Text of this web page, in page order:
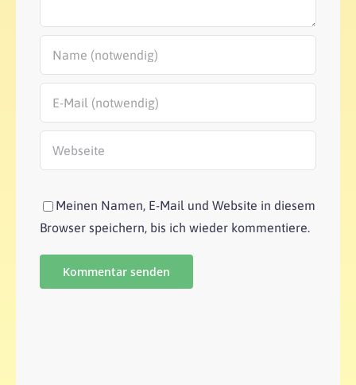
Meinen Namen, E-Mail und Website in diesem
Browser speichern, bis ich wieder kommentiere.